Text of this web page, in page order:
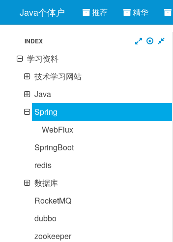
Java个体户 推荐 精华
INDEX
学习资料
技术学习网站
Java
Spring
WebFlux
SpringBoot
redis
数据库
RocketMQ
dubbo
zookeeper